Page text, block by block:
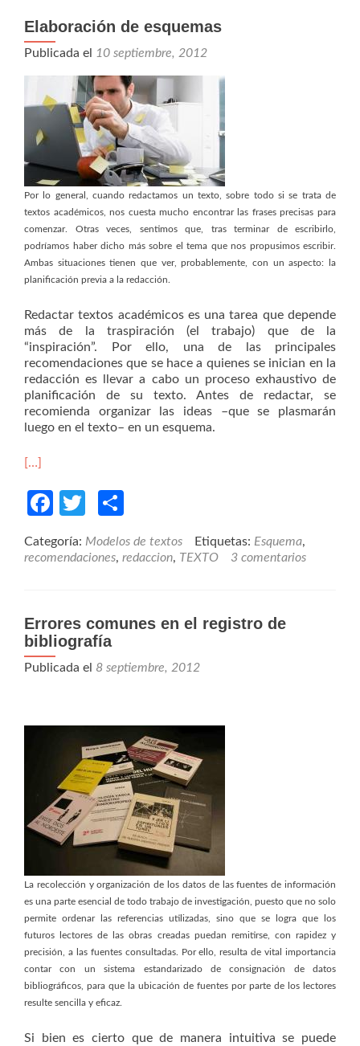
Elaboración de esquemas
Publicada el 10 septiembre, 2012
Por lo general, cuando redactamos un texto, sobre todo si se trata de
textos académicos, nos cuesta mucho encontrar las frases precisas para
comenzar. Otras veces, sentimos que, tras terminar de escribirlo,
podríamos haber dicho más sobre el tema que nos propusimos escribir.
Ambas situaciones tienen que ver, probablemente, con un aspecto: la
planificación previa a la redacción.
Redactar textos académicos es una tarea que depende
más de la traspiración (el trabajo) que de la
“inspiración”. Por ello, una de las principales
recomendaciones que se hace a quienes se inician en la
redacción es llevar a cabo un proceso exhaustivo de
planificación de su texto. Antes de redactar, se
recomienda organizar las ideas –que se plasmarán
luego en el texto– en un esquema.
[…]
Facebook
Twitter
Categoría: Modelos de textos Etiquetas: Esquema,
recomendaciones, redaccion, TEXTO 3 comentarios
Errores comunes en el registro de
bibliografía
Publicada el 8 septiembre, 2012
La recolección y organización de los datos de las fuentes de información
es una parte esencial de todo trabajo de investigación, puesto que no solo
permite ordenar las referencias utilizadas, sino que se logra que los
futuros lectores de las obras creadas puedan remitirse, con rapidez y
precisión, a las fuentes consultadas. Por ello, resulta de vital importancia
contar con un sistema estandarizado de consignación de datos
bibliográficos, para que la ubicación de fuentes por parte de los lectores
resulte sencilla y eficaz.
Si bien es cierto que de manera intuitiva se puede